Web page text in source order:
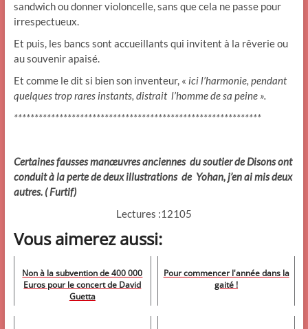
sandwich ou donner violoncelle, sans que cela ne passe pour
irrespectueux.
Et puis, les bancs sont accueillants qui invitent à la rêverie ou
au souvenir apaisé.
Et comme le dit si bien son inventeur, « ici l’harmonie, pendant
quelques trop rares instants, distrait l’homme de sa peine ».
************************************************************
Certaines fausses manœuvres anciennes du soutier de Disons ont
conduit à la perte de deux illustrations de Yohan, j’en ai mis deux
autres. ( Furtif)
Lectures :12105
Vous aimerez aussi:
Non à la subvention de 400 000
Euros pour le concert de David
Guetta
Pour commencer l'année dans la
gaité !